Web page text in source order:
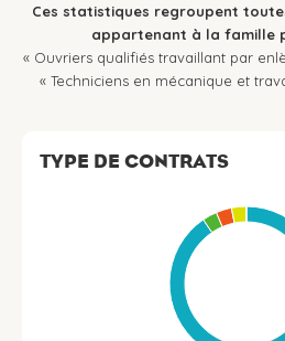
Ces statistiques regroupent
appartenant à la famille
« Ouvriers qualifiés travaillant par
« Techniciens en mécanique et
TYPE DE CONTRATS